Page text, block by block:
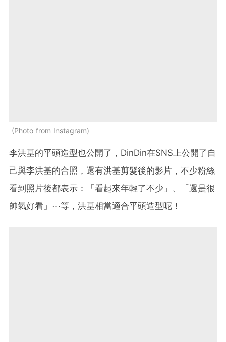
Photo from Instagram
李洪基的平頭造型也公開了，DinDin在SNS上公開了自
己與李洪基的合照，還有洪基剪髮後的影片，不少粉絲
看到照片後都表示：「看起來年輕了不少」、「還是很
帥氣好看」⋯等，洪基相當適合平頭造型呢！